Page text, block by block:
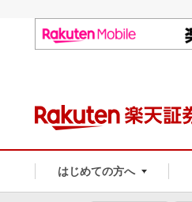
はじめての方へ